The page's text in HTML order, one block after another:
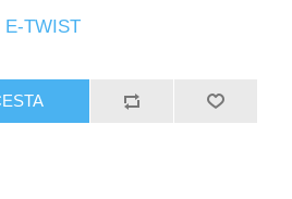
E-TWIST